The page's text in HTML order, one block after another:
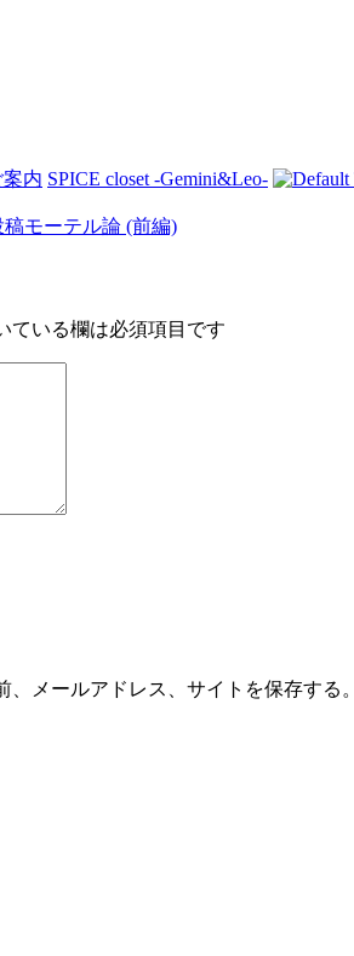
案内 SPICE closet -Gemini&Leo-
稿モーテル論 (前編)
ている欄は必須項目です
メールアドレス、サイトを保存する。